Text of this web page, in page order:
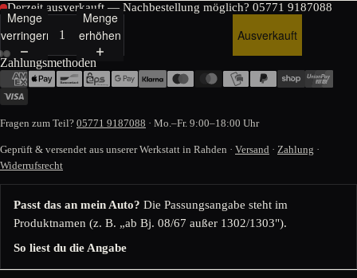
Derzeit ausverkauft — Nachbestellung möglich? 05771 9187088
Menge
verringern
Menge
erhöhen
Ausverkauft
Zahlungsmethoden
Fragen zum Teil? 05771 9187088 · Mo.–Fr. 9:00–18:00 Uhr
Geprüft & versendet aus unserer Werkstatt in Rahden · Versand · Zahlung ·
Widerrufsrecht
Passt das an mein Auto? Die Passungsangabe steht im
Produktnamen (z. B. „ab Bj. 08/67 außer 1302/1303").
So liest du die Angabe